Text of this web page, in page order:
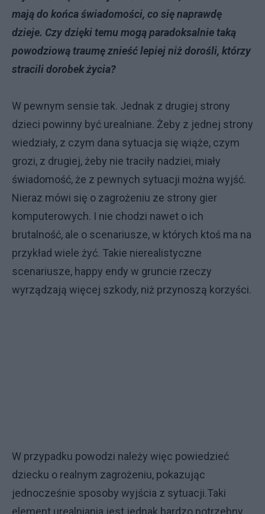
mają do końca świadomości, co się naprawdę
dzieje. Czy dzięki temu mogą paradoksalnie taką
powodziową traumę znieść lepiej niż dorośli, którzy
stracili dorobek życia?
W pewnym sensie tak. Jednak z drugiej strony
dzieci powinny być urealniane. Żeby z jednej strony
wiedziały, z czym dana sytuacja się wiąże, czym
grozi, z drugiej, żeby nie traciły nadziei, miały
świadomość, że z pewnych sytuacji można wyjść.
Nieraz mówi się o zagrożeniu ze strony gier
komputerowych. I nie chodzi nawet o ich
brutalność, ale o scenariusze, w których ktoś ma na
przykład wiele żyć. Takie nierealistyczne
scenariusze, happy endy w gruncie rzeczy
wyrządzają więcej szkody, niż przynoszą korzyści.
W przypadku powodzi należy więc powiedzieć
dziecku o realnym zagrożeniu, pokazując
jednocześnie sposoby wyjścia z sytuacji.Taki
element urealniania jest jednak bardzo potrzebny.